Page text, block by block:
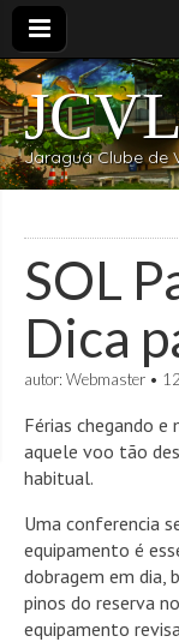
Jaraguá Clube de
SOL
Dica
autor: Webmaster •
Férias chegando
aquele voo tão
habitual.
Uma conferencia
equipamento é
dobragem em dia,
pinos do reserva
equipamento